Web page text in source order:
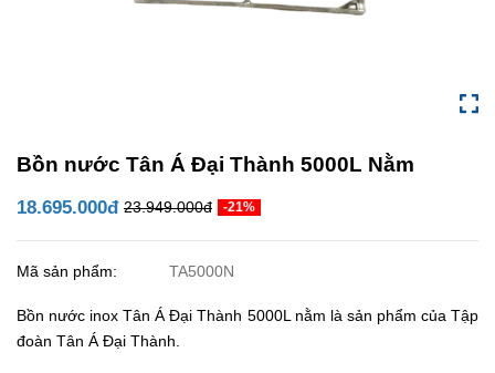
Bồn nước Tân Á Đại Thành 5000L Nằm
18.695.000đ 23.949.000đ -21%
Mã sản phẩm: TA5000N
Bồn nước inox Tân Á Đại Thành 5000L nằm là sản phẩm của Tập
đoàn Tân Á Đại Thành.